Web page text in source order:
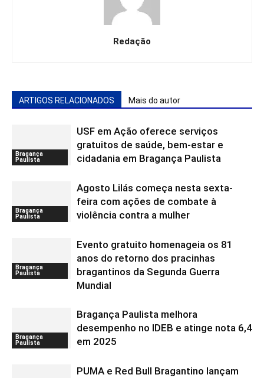
Redação
ARTIGOS RELACIONADOS Mais do autor
Bragança
Paulista
USF em Ação oferece serviços
gratuitos de saúde, bem-estar e
cidadania em Bragança Paulista
Bragança
Paulista
Agosto Lilás começa nesta sexta-
feira com ações de combate à
violência contra a mulher
Bragança
Paulista
Evento gratuito homenageia os 81
anos do retorno dos pracinhas
bragantinos da Segunda Guerra
Mundial
Bragança
Paulista
Bragança Paulista melhora
desempenho no IDEB e atinge nota 6,4
em 2025
PUMA e Red Bull Bragantino lançam